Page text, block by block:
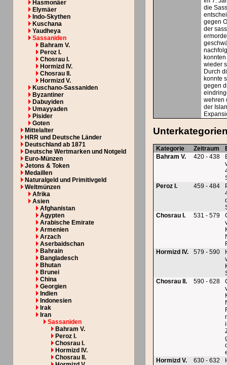
Hasmonäer
Elymäer
Indo-Skythen
Kuschana
Yaudheya
Sassaniden
Bahram V.
Peroz I.
Chosrau I.
Hormizd IV.
Chosrau II.
Hormizd V.
Kuschano-Sassaniden
Byzantiner
Dabuyiden
Umayyaden
Pisider
Goten
Mittelalter
HRR und Deutsche Länder
Deutschland ab 1871
Deutsche Wertmarken und Notgeld
Euro-Münzen
Jetons & Token
Medaillen
Naturalgeld und Primitivgeld
Weltmünzen
Afrika
Asien
Afghanistan
Ägypten
Arabische Emirate
Armenien
Arzach
Aserbaidschan
Bahrain
Bangladesch
Bhutan
Brunei
China
Georgien
Indien
Indonesien
Irak
Iran
Sassaniden
Bahram V.
Peroz I.
Chosrau I.
Hormizd IV.
Chosrau II.
die
gegen
der
wieder
Durch
konnte
gegen
wehren
der
Kategorie Zeitraum
Bahram V.
420 - 438
Peroz I.
459 - 484
Chosrau I.
531 - 579
Hormizd IV.
579 - 590
Chosrau II.
590 - 628
Hormizd V.
630 - 632